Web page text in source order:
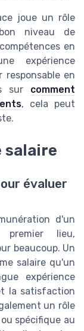
joue un rôle
niveau de
en
expérience
en
sur comment
, cela peut
salaire
évaluer
d'un
premier lieu,
beaucoup. Un
salaire qu'un
expérience
la satisfaction
un rôle
spécifique au